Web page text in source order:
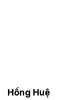
Hồng Huệ